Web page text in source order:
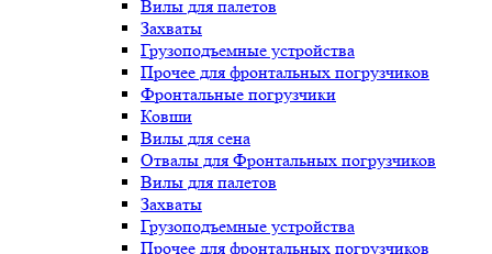
Вилы для палетов
Захваты
Грузоподъемные устройства
Прочее для фронтальных погрузчиков
Фронтальные погрузчики
Ковши
Вилы для сена
Отвалы для Фронтальных погрузчиков
Вилы для палетов
Захваты
Грузоподъемные устройства
Прочее для фронтальных погрузчиков